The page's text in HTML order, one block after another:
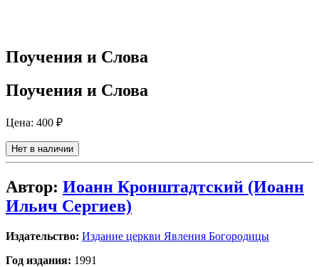
Поучения и Слова
Поучения и Слова
Цена: 400 ₽
Нет в наличии
Автор: Иоанн Кронштадтский (Иоанн
Ильич Сергиев)
Издательство: Издание церкви Явления Богородицы
Год издания: 1991